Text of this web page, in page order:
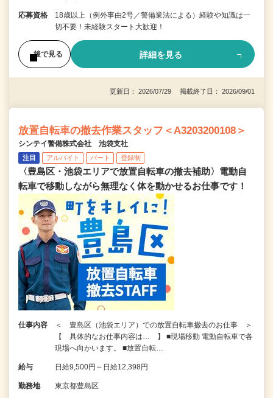
応募資格
18歳以上（例外事由2号／警備業法による）経験や知識は一
切不要！未経験スタート大歓迎！
後で見る 詳細を見る
更新日： 2026/07/29 掲載終了日： 2026/09/01
放置自転車の撤去作業スタッフ＜A3203200108＞
シンテイ警備株式会社 池袋支社
注目 アルバイト パート 登録制
〈豊島区・池袋エリアで放置自転車の撤去補助〉電動自
転車で移動しながら無理なく体を動かせるお仕事です！
仕事内容
＜ 豊島区（池袋エリア）での放置自転車撤去のお仕事 ＞
【 具体的なお仕事内容は… 】 ■現場移動 電動自転車で各
現場へ向かいます。 ■放置自転…
給与 日給9,500円～日給12,398円
勤務地 東京都豊島区